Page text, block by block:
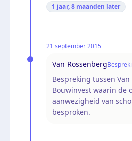
1 jaar, 8 maanden later
21 september 2015
Van Rossenberg
Bespreking tussen
Bouwinvest waarin de
aanwezigheid van
besproken.